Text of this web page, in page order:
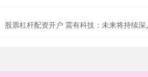
股票杠杆配资开户 震有科技：未来将持续